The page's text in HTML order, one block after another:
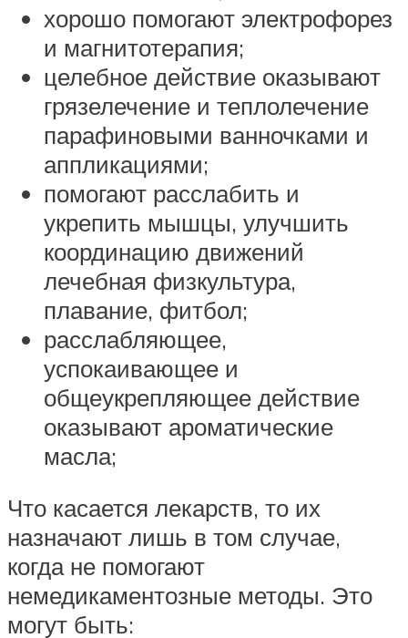
хорошо помогают электрофорез
и магнитотерапия;
целебное действие оказывают
грязелечение и теплолечение
парафиновыми ванночками и
аппликациями;
помогают расслабить и
укрепить мышцы, улучшить
координацию движений
лечебная физкультура,
плавание, фитбол;
расслабляющее,
успокаивающее и
общеукрепляющее действие
оказывают ароматические
масла;
Что касается лекарств, то их
назначают лишь в том случае,
когда не помогают
немедикаментозные методы. Это
могут быть: